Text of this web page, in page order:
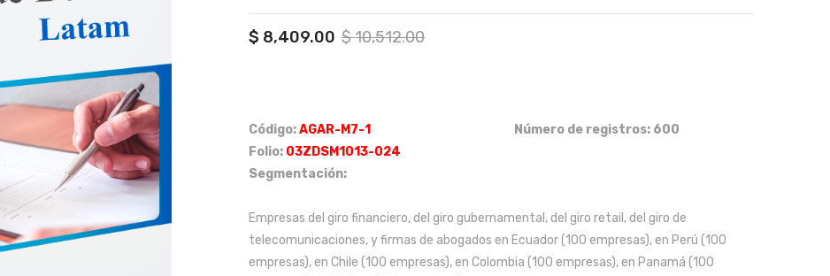
$10,512.00Original
$ 8,409.00
Current
Código:AGAR-M7-1
Número de registros: 600
Folio: 03ZDSM1013-024
Segmentación:
Empresas del giro financiero, del giro gubernamental, del giro retail, del giro de
telecomunicaciones, y firmas de abogados en Ecuador (100 empresas), en Perú (100
empresas), en Chile (100 empresas), en Colombia (100 empresas), en Panamá (100